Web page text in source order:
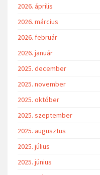
ARCHÍVUM
2026. augusztus
2026. július
2026. június
2026. május
2026. április
2026. március
2026. február
2026. január